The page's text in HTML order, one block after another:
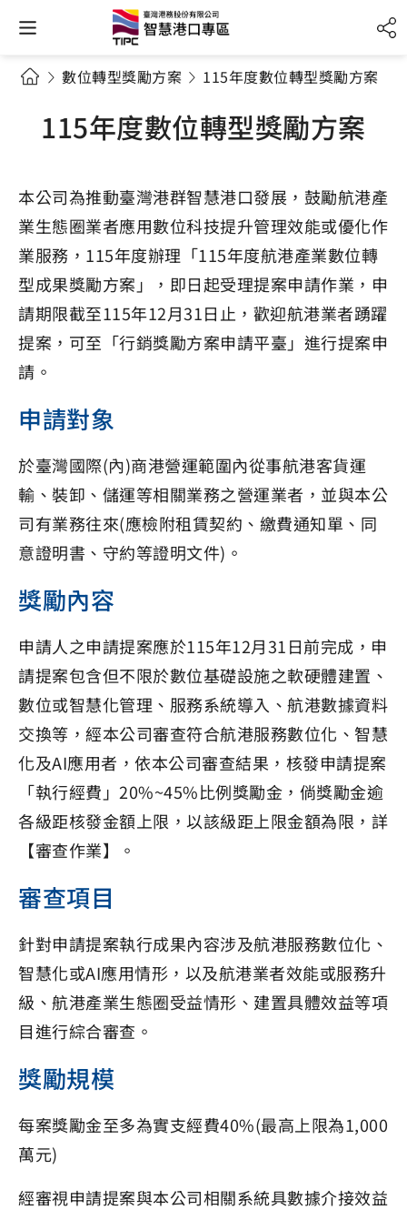
數位轉型獎勵方案 115年度數位轉型獎勵方案
115年度數位轉型獎勵方案
本公司為推動臺灣港群智慧港口發展，鼓勵航港產
業生態圈業者應用數位科技提升管理效能或優化作
業服務，115年度辦理「115年度航港產業數位轉
型成果獎勵方案」，即日起受理提案申請作業，申
請期限截至115年12月31日止，歡迎航港業者踴躍
提案，可至「行銷獎勵方案申請平臺」進行提案申
請。
申請對象
於臺灣國際(內)商港營運範圍內從事航港客貨運
輸、裝卸、儲運等相關業務之營運業者，並與本公
司有業務往來(應檢附租賃契約、繳費通知單、同
意證明書、守約等證明文件)。
獎勵內容
申請人之申請提案應於115年12月31日前完成，申
請提案包含但不限於數位基礎設施之軟硬體建置、
數位或智慧化管理、服務系統導入、航港數據資料
交換等，經本公司審查符合航港服務數位化、智慧
化及AI應用者，依本公司審查結果，核發申請提案
「執行經費」20%~45%比例獎勵金，倘獎勵金逾
各級距核發金額上限，以該級距上限金額為限，詳
【審查作業】。
審查項目
針對申請提案執行成果內容涉及航港服務數位化、
智慧化或AI應用情形，以及航港業者效能或服務升
級、航港產業生態圈受益情形、建置具體效益等項
目進行綜合審查。
獎勵規模
每案獎勵金至多為實支經費40%(最高上限為1,000
萬元)
經審視申請提案與本公司相關系統具數據介接效益